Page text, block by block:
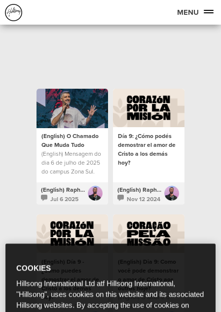
MENU
(English) O Chamado
Que Muda Tudo
(English) Mensagem do
dia 6 de julho de 2025
do campus Zona Sul.
(English) Raphael Galante
Jul 6 2025
Día 9: ¿Cómo podés
demostrar el amor de
Cristo a los demás
hoy?
(English) Raphael Galante
Nov 12 2024
(English) Día 9 -
¿Cómo puedes
demostrar el amor de
Cristo a los demás
hoy?
(English) Día 9 de 21, de
(English) Dia 9: Como
você pode demonstrar
o amor de Cristo aos
outros hoje?
(English) O amor é o
fundamento de uma
COOKIES
Hillsong International Ltd atf Hillsong International,
"Hillsong", uses cookies on this website and its associated
Hillsong websites. By accepting the use of cookies on